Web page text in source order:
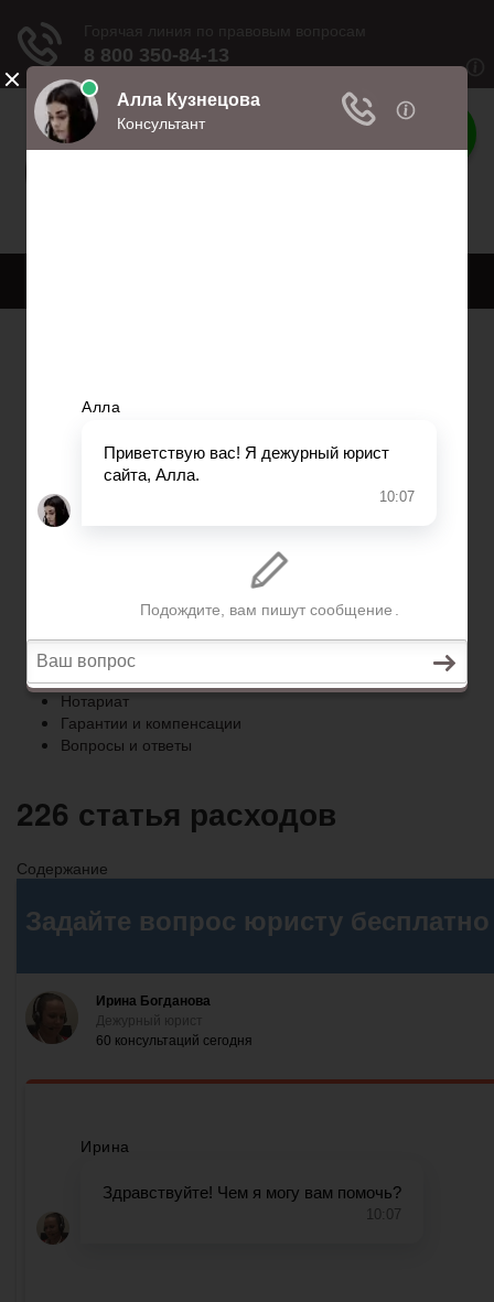
Права
Регистрация автомобиля
Нотариат
Главная
Право собственности
Регистрация автомобиля
Нотариат
Гарантии и компенсации
Вопросы и ответы
226 статья расходов
Содержание